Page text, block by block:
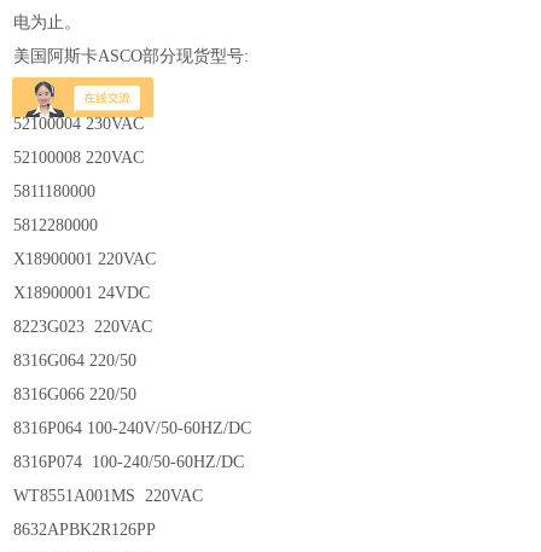
电为止。
美国阿斯卡ASCO部分现货型号:
52100001 24VDC
52100004 230VAC
52100008 220VAC
5811180000
5812280000
X18900001 220VAC
X18900001 24VDC
8223G023 220VAC
8316G064 220/50
8316G066 220/50
8316P064 100-240V/50-60HZ/DC
8316P074 100-240/50-60HZ/DC
WT8551A001MS 220VAC
8632APBK2R126PP